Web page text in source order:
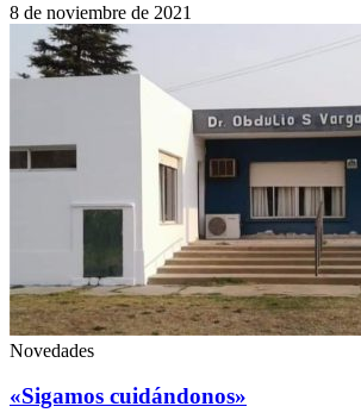
8 de noviembre de 2021
Novedades
«Sigamos cuidándonos»